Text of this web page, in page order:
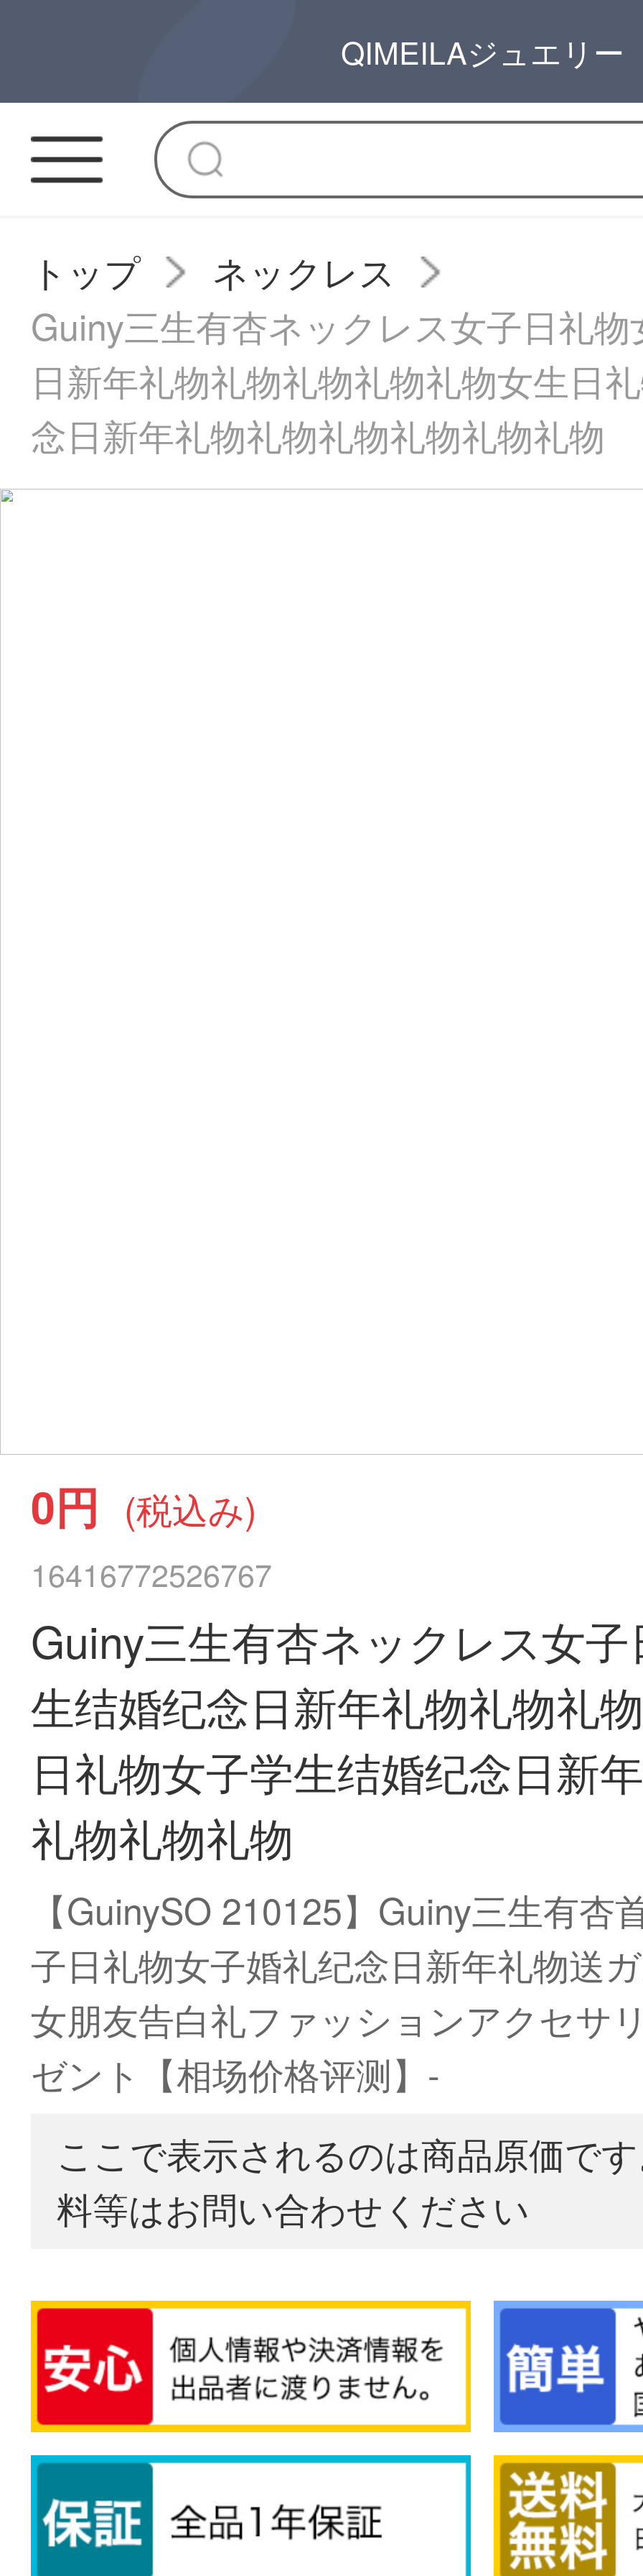
QIMEILAジュエリー
トップ
ネックレス
Guiny三生有杏ネックレス女子日礼
日新年礼物礼物礼物礼物礼物女生日
念日新年礼物礼物礼物礼物礼物礼物
0円 (税込み)
16416772526767
Guiny三生有杏ネックレス女
生结婚纪念日新年礼物礼物礼
日礼物女子学生结婚纪念日新
礼物礼物礼物
【GuinySO 210125】Guiny三生有杏
子日礼物女子婚礼纪念日新年礼物送
女朋友告白礼ファッションアクセサ
ゼント【相场价格评测】-
ここで表示されるのは商品原価で
料等はお問い合わせください